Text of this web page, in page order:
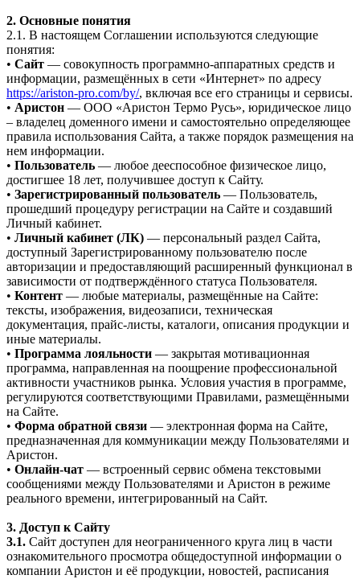
2. Основные понятия
2.1. В настоящем Соглашении используются следующие
понятия:
• Сайт — совокупность программно-аппаратных средств и
информации, размещённых в сети «Интернет» по адресу
https://ariston-pro.com/by/, включая все его страницы и сервисы.
• Аристон — ООО «Аристон Термо Русь», юридическое лицо
– владелец доменного имени и самостоятельно определяющее
правила использования Сайта, а также порядок размещения на
нем информации.
• Пользователь — любое дееспособное физическое лицо,
достигшее 18 лет, получившее доступ к Сайту.
• Зарегистрированный пользователь — Пользователь,
прошедший процедуру регистрации на Сайте и создавший
Личный кабинет.
• Личный кабинет (ЛК) — персональный раздел Сайта,
доступный Зарегистрированному пользователю после
авторизации и предоставляющий расширенный функционал в
зависимости от подтверждённого статуса Пользователя.
• Контент — любые материалы, размещённые на Сайте:
тексты, изображения, видеозаписи, техническая
документация, прайс-листы, каталоги, описания продукции и
иные материалы.
• Программа лояльности — закрытая мотивационная
программа, направленная на поощрение профессиональной
активности участников рынка. Условия участия в программе,
регулируются соответствующими Правилами, размещёнными
на Сайте.
• Форма обратной связи — электронная форма на Сайте,
предназначенная для коммуникации между Пользователями и
Аристон.
• Онлайн-чат — встроенный сервис обмена текстовыми
сообщениями между Пользователями и Аристон в режиме
реального времени, интегрированный на Сайт.
3. Доступ к Сайту
3.1. Сайт доступен для неограниченного круга лиц в части
ознакомительного просмотра общедоступной информации о
компании Аристон и её продукции, новостей, расписания